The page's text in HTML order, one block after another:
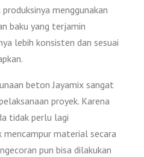
menggunakan
baku yang terjamin
lebih konsisten dan sesuai
beton Jayamix sangat
proyek. Karena
tidak perlu lagi
material secara
pun bisa dilakukan